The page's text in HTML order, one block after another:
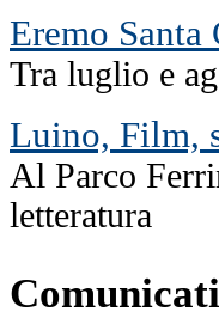
Eremo
Tra luglio e
Luino, Film,
Al Parco
letteratura
Comunicati